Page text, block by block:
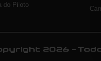
do Piloto
2026 -